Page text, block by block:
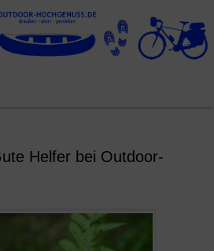
Helfer bei Outdoor-